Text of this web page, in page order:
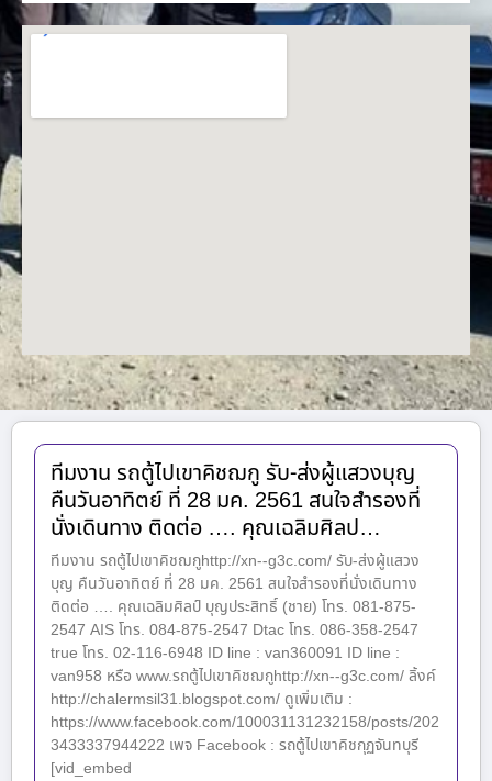
ทีมงาน รถตู้ไปเขาคิชฌกู รับ-ส่งผู้แสวงบุญ
คืนวันอาทิตย์ ที่ 28 มค. 2561 สนใจสำรองที่
นั่งเดินทาง ติดต่อ …. คุณเฉลิมศิลป…
ทีมงาน รถตู้ไปเขาคิชฌกูhttp://xn--g3c.com/ รับ-ส่งผู้แสวง
บุญ คืนวันอาทิตย์ ที่ 28 มค. 2561 สนใจสำรองที่นั่งเดินทาง
ติดต่อ …. คุณเฉลิมศิลป์ บุญประสิทธิ์ (ชาย) โทร. 081-875-
2547 AIS โทร. 084-875-2547 Dtac โทร. 086-358-2547
true โทร. 02-116-6948 ID line : van360091 ID line :
van958 หรือ www.รถตู้ไปเขาคิชฌกูhttp://xn--g3c.com/ ลิ้งค์
http://chalermsil31.blogspot.com/ ดูเพิ่มเติม :
https://www.facebook.com/100031131232158/posts/202
3433337944222 เพจ Facebook : รถตู้ไปเขาคิชกุฏจันทบุรี
[vid_embed